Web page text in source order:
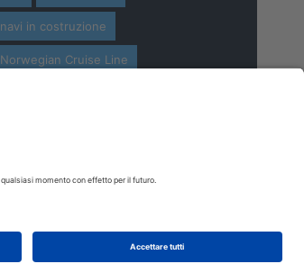
navi in costruzione
Norwegian Cruise Line